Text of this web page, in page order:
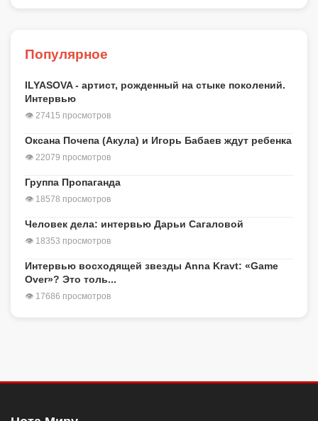
Популярное
ILYASOVA - артист, рожденный на стыке поколений.
Интервью
👁 27415 просмотров
Оксана Почепа (Акула) и Игорь Бабаев ждут ребенка
👁 22079 просмотров
Группа Пропаганда
👁 18578 просмотров
Человек дела: интервью Дарьи Сагаловой
👁 18353 просмотров
Интервью восходящей звезды Anna Kravt: «Game
Over»? Это толь...
👁 17686 просмотров